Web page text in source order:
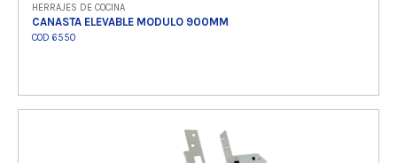
HERRAJES DE COCINA
CANASTA ELEVABLE MODULO 900MM
COD 6550
Ver producto